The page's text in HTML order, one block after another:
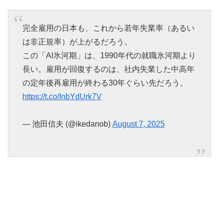
完全雇用の日本も、これから若年失業率（あるい
は非正規率）が上がるだろう。
この「AI氷河期」は、1990年代の就職氷河期より
長い。雇用が回復するのは、社内失業した中高年
の定年後再雇用が終わる30年ぐらい先だろう。
https://t.co/InbYdUrk7V
— 池田信夫 (@ikedanob) August 7, 2025